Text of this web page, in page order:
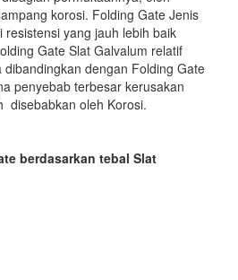
korosi. Folding Gate Jenis
resistensi yang jauh lebih baik
Gate Slat Galvalum relatif
dibandingkan dengan Folding Gate
penyebab terbesar kerusakan
disebabkan oleh Korosi.
berdasarkan tebal Slat